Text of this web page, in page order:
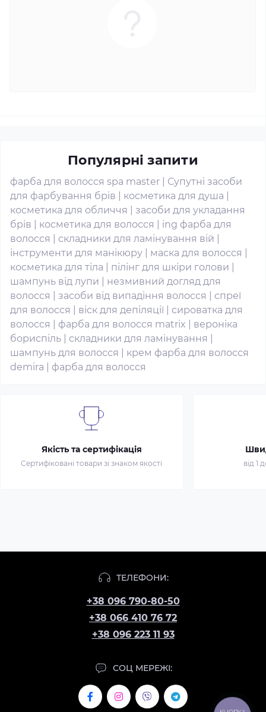
Популярні запити
фарба для волосся spa master
Супутні засоби
для фарбування брів
косметика для душа
косметика для обличчя
засоби для укладання
брів
косметика для волосся
ing фарба для
волосся
складники для ламінування вій
інструменти для манікюру
маска для волосся
косметика для тіла
пілінг для шкіри голови
шампунь від лупи
незмивний догляд для
волосся
засоби від випадіння волосся
спреї
для волосся
віск для депіляції
сироватка для
волосся
фарба для волосся matrix
вероніка
бориспіль
складники для ламінування
шампунь для волосся
крем фарба для волосся
demira
фарба для волосся
Якість та сертифікація
Сертифіковані товари зі знаком якості від 1
ТЕЛЕФОНИ:
+38 096 790-80-50
+38 066 410 76 72
+38 096 223 11 93
СОЦ МЕРЕЖІ: